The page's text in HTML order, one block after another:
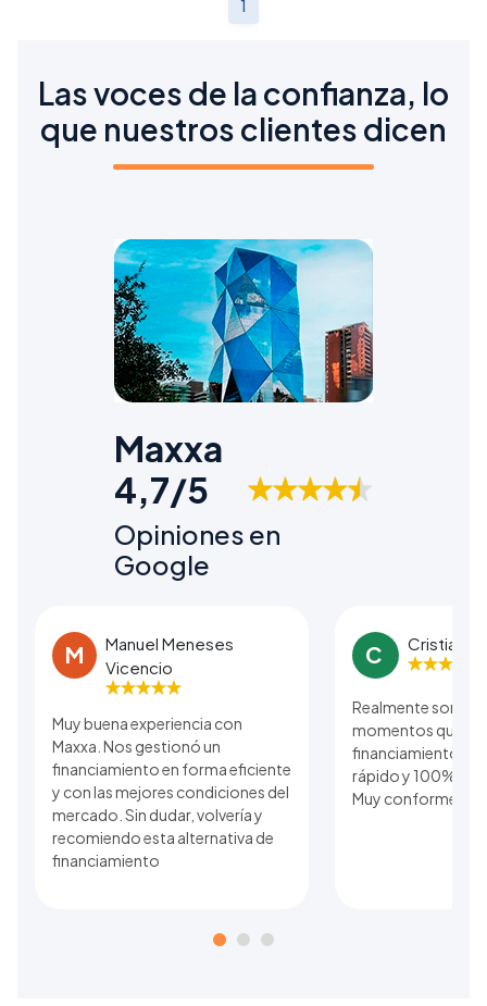
1
Las voces de la confianza, lo
que nuestros clientes dicen
Maxxa
4,7/5
Opiniones en
Google
M
Manuel Meneses
Vicencio
Muy buena experiencia con
Maxxa. Nos gestionó un
financiamiento en forma eficiente
y con las mejores condiciones del
mercado. Sin dudar, volvería y
recomiendo esta alternativa de
financiamiento
C Cristian
Realmente son
momentos que se
financiamiento. El
rápido y 100%
Muy conforme